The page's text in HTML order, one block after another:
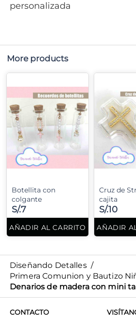
personalizada
More products
Botellita con
colgante
S/.7
AÑADIR AL CARRITO
Cruz de
cajita
S/.10
AÑADIR
Diseñando Detalles /
Primera Comunion y Bautizo
Denarios de madera con mini
CONTACTO